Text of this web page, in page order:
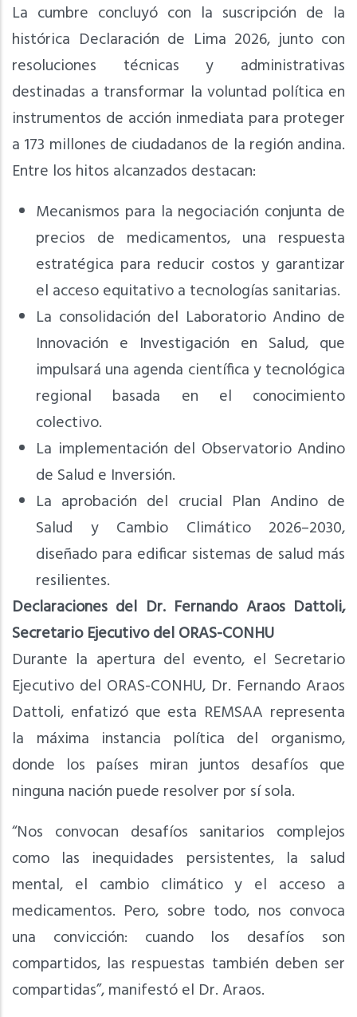
La cumbre concluyó con la suscripción de la
histórica Declaración de Lima 2026, junto con
resoluciones técnicas y administrativas
destinadas a transformar la voluntad política en
instrumentos de acción inmediata para proteger
a 173 millones de ciudadanos de la región andina.
Entre los hitos alcanzados destacan:
Mecanismos para la negociación conjunta de
precios de medicamentos, una respuesta
estratégica para reducir costos y garantizar
el acceso equitativo a tecnologías sanitarias.
La consolidación del Laboratorio Andino de
Innovación e Investigación en Salud, que
impulsará una agenda científica y tecnológica
regional basada en el conocimiento
colectivo.
La implementación del Observatorio Andino
de Salud e Inversión.
La aprobación del crucial Plan Andino de
Salud y Cambio Climático 2026–2030,
diseñado para edificar sistemas de salud más
resilientes.
Declaraciones del Dr. Fernando Araos Dattoli,
Secretario Ejecutivo del ORAS-CONHU
Durante la apertura del evento, el Secretario
Ejecutivo del ORAS-CONHU, Dr. Fernando Araos
Dattoli, enfatizó que esta REMSAA representa
la máxima instancia política del organismo,
donde los países miran juntos desafíos que
ninguna nación puede resolver por sí sola.
“Nos convocan desafíos sanitarios complejos
como las inequidades persistentes, la salud
mental, el cambio climático y el acceso a
medicamentos. Pero, sobre todo, nos convoca
una convicción: cuando los desafíos son
compartidos, las respuestas también deben ser
compartidas”, manifestó el Dr. Araos.